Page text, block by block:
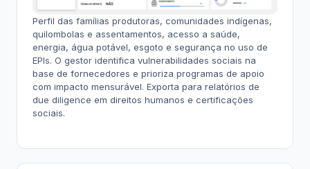
Perfil das famílias produtoras, comunidades indígenas,
quilombolas e assentamentos, acesso a saúde,
energia, água potável, esgoto e segurança no uso de
EPIs. O gestor identifica vulnerabilidades sociais na
base de fornecedores e prioriza programas de apoio
com impacto mensurável. Exporta para relatórios de
due diligence em direitos humanos e certificações
sociais.